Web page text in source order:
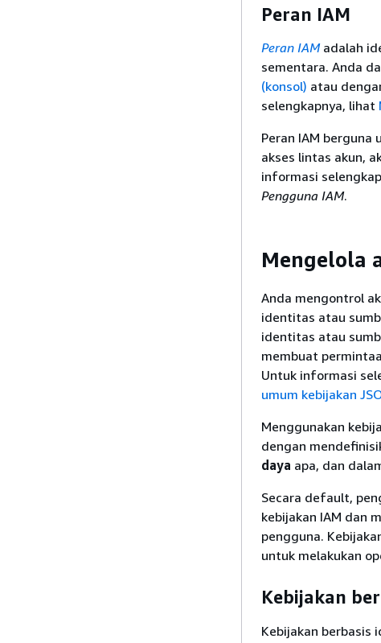
Peran IAM
Peran IAMadalah
sementara. Anda
(konsol) atau
selengkapnya, lihat
Peran IAM
akses lintas akun,
informasi
Pengguna IAM.
Mengelola
Anda mengontrol
identitas atau
identitas atau
membuat
Untuk informasi
umum kebijakan
Menggunakan
dengan
daya apa, dan
Secara default,
kebijakan IAM dan
pengguna.
untuk melakukan
Kebijakan
Kebijakan berbasis